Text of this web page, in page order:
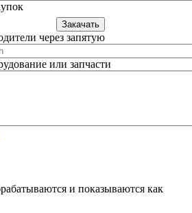
Закачать
через запятую
или запчасти
и показываются как